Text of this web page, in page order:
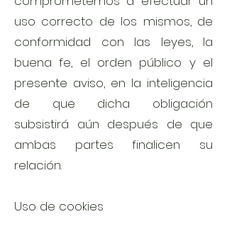
uso correcto de los mismos, de
conformidad con las leyes, la
buena fe, el orden público y el
presente aviso, en la inteligencia
de que dicha obligación
subsistirá aún después de que
ambas partes finalicen su
relación.
Uso de cookies